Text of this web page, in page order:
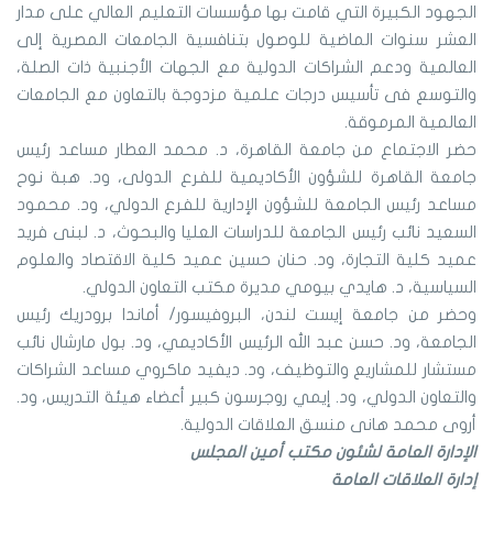
الجهود الكبيرة التي قامت بها مؤسسات التعليم العالي على مدار
العشر سنوات الماضية للوصول بتنافسية الجامعات المصرية إلى
العالمية ودعم الشراكات الدولية مع الجهات الأجنبية ذات الصلة،
والتوسع فى تأسيس درجات علمية مزدوجة بالتعاون مع الجامعات
العالمية المرموقة.
حضر الاجتماع من جامعة القاهرة، د. محمد العطار مساعد رئيس
جامعة القاهرة للشؤون الأكاديمية للفرع الدولى، ود. هبة نوح
مساعد رئيس الجامعة للشؤون الإدارية للفرع الدولي، ود. محمود
السعيد نائب رئيس الجامعة للدراسات العليا والبحوث، د. لبنى فريد
عميد كلية التجارة، ود. حنان حسين عميد كلية الاقتصاد والعلوم
السياسية، د. هايدي بيومي مديرة مكتب التعاون الدولي.
وحضر من جامعة إيست لندن، البروفيسور/ أماندا برودريك رئيس
الجامعة، ود. حسن عبد الله الرئيس الأكاديمي، ود. بول مارشال نائب
مستشار للمشاريع والتوظيف، ود. ديفيد ماكروي مساعد الشراكات
والتعاون الدولي، ود. إيمي روجرسون كبير أعضاء هيئة التدريس، ود.
أروى محمد هانى منسق العلاقات الدولية.
الإدارة العامة لشئون مكتب أمين المجلس
إدارة العلاقات العامة